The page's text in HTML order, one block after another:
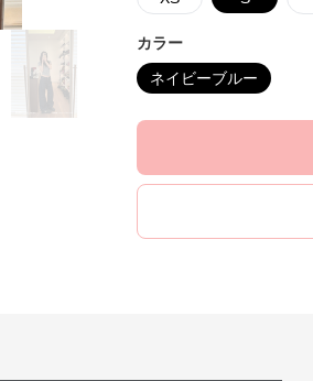
カラー
ネイビーブルー